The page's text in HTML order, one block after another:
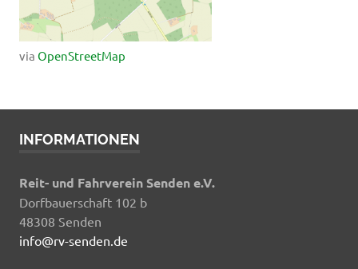
via OpenStreetMap
INFORMATIONEN
Reit- und Fahrverein Senden e.V.
Dorfbauerschaft 102 b
48308 Senden
info@rv-senden.de